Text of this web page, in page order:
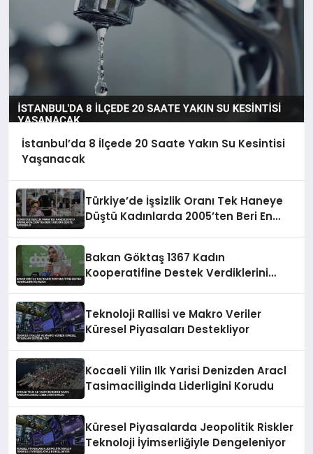
İstanbul’da 8 İlçede 20 Saate Yakın Su Kesintisi
Yaşanacak
Türkiye’de İşsizlik Oranı Tek Haneye
Düştü Kadınlarda 2005’ten Beri En
Bakan Göktaş 1367 Kadın
Kooperatifine Destek Verdiklerini
Teknoloji Rallisi ve Makro Veriler
Küresel Piyasaları Destekliyor
Kocaeli Yilin Ilk Yarisi Denizden Aracl
Tasimaciliginda Liderligini Korudu
Küresel Piyasalarda Jeopolitik Riskler
Teknoloji İyimserliğiyle Dengeleniyor